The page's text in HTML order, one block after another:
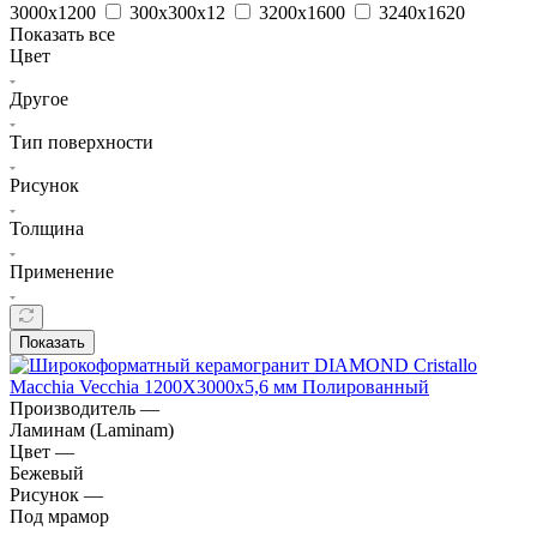
3000x1200
300x300x12 3200x1600
3240x1620
Показать все
Цвет
Другое
Тип поверхности
Рисунок
Толщина
Применение
Показать
Производитель —
Ламинам (Laminam)
Цвет —
Бежевый
Рисунок —
Под мрамор